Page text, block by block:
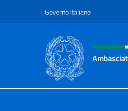
Governo Italiano
Intestazione